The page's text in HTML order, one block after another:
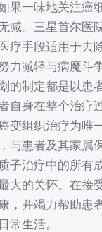
果一味地关注癌
减。三星首尔医
疗手段适用于去
力减轻与病魔斗
的制定都是以患
自身在整个治疗
变组织治疗为唯
与患者及其家属
子治疗中的所有
大的关怀。在接
，并竭力帮助患
常生活。